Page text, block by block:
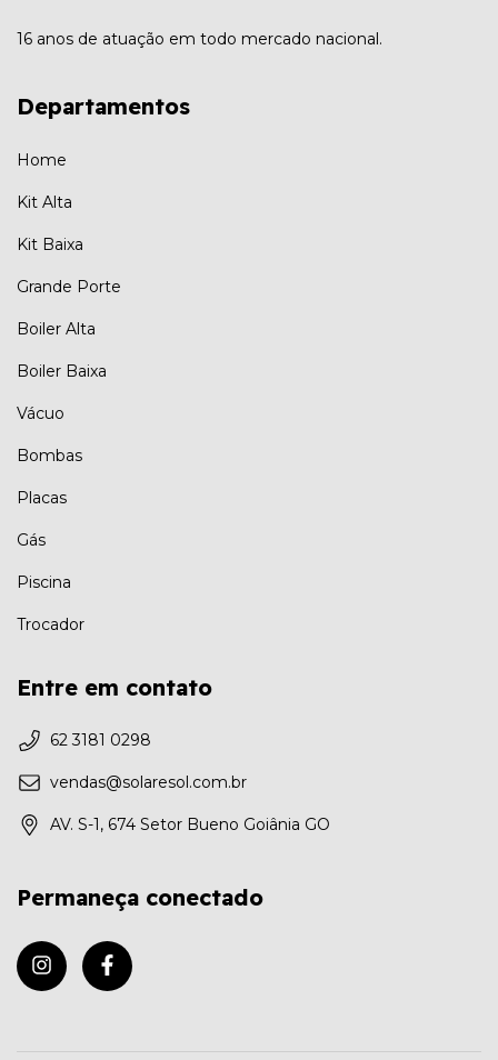
16 anos de atuação em todo mercado nacional.
Departamentos
Home
Kit Alta
Kit Baixa
Grande Porte
Boiler Alta
Boiler Baixa
Vácuo
Bombas
Placas
Gás
Piscina
Trocador
Entre em contato
62 3181 0298
vendas@solaresol.com.br
AV. S-1, 674 Setor Bueno Goiânia GO
Permaneça conectado